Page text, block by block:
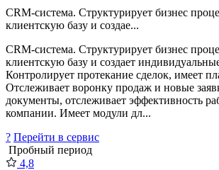
CRM-система. Структурирует бизнес
клиентскую базу и создае...
CRM-система. Структурирует бизнес
клиентскую базу и создает
Контролирует протекание сделок, имеет
Отслеживает воронку продаж и новые
документы, отслеживает эффективность
компании. Имеет модули дл...
? Перейти в сервис
Пробный период
4,8